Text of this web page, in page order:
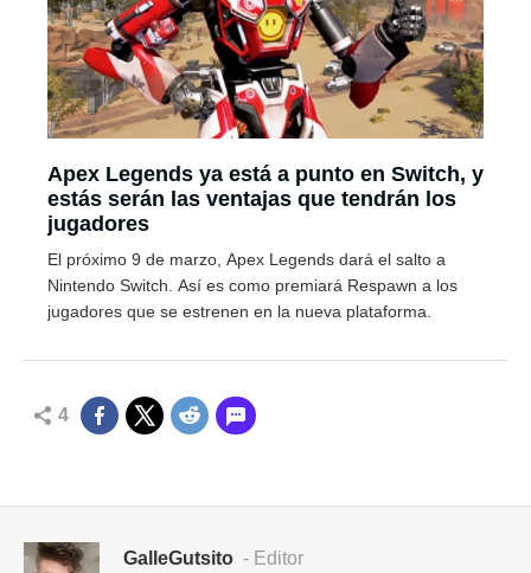
Apex Legends ya está a punto en Switch, y
estás serán las ventajas que tendrán los
jugadores
El próximo 9 de marzo, Apex Legends dará el salto a
Nintendo Switch. Así es como premiará Respawn a los
jugadores que se estrenen en la nueva plataforma.
4
GalleGutsito - Editor